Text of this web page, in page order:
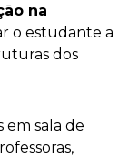
na
o estudante a
dos
em sala de